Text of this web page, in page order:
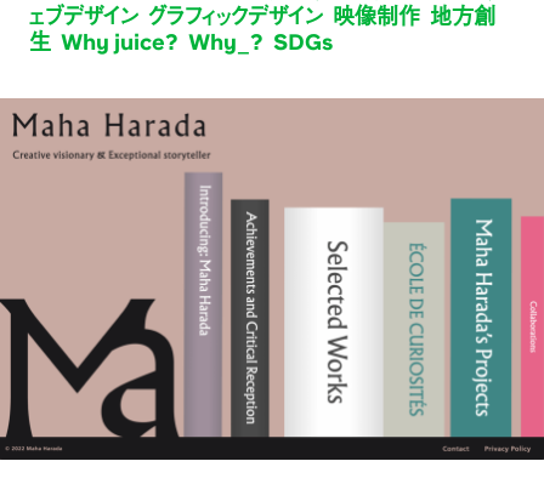
ェブデザイン グラフィックデザイン 映像制作 地方創
生 Why juice? Why_? SDGs